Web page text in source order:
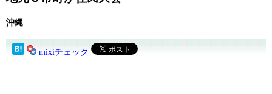
沖縄
mixiチェック